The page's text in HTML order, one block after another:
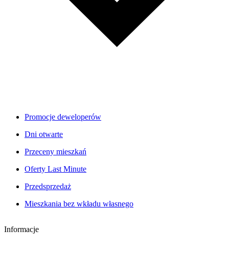
Promocje deweloperów
Dni otwarte
Przeceny mieszkań
Oferty Last Minute
Przedsprzedaż
Mieszkania bez wkładu własnego
Informacje